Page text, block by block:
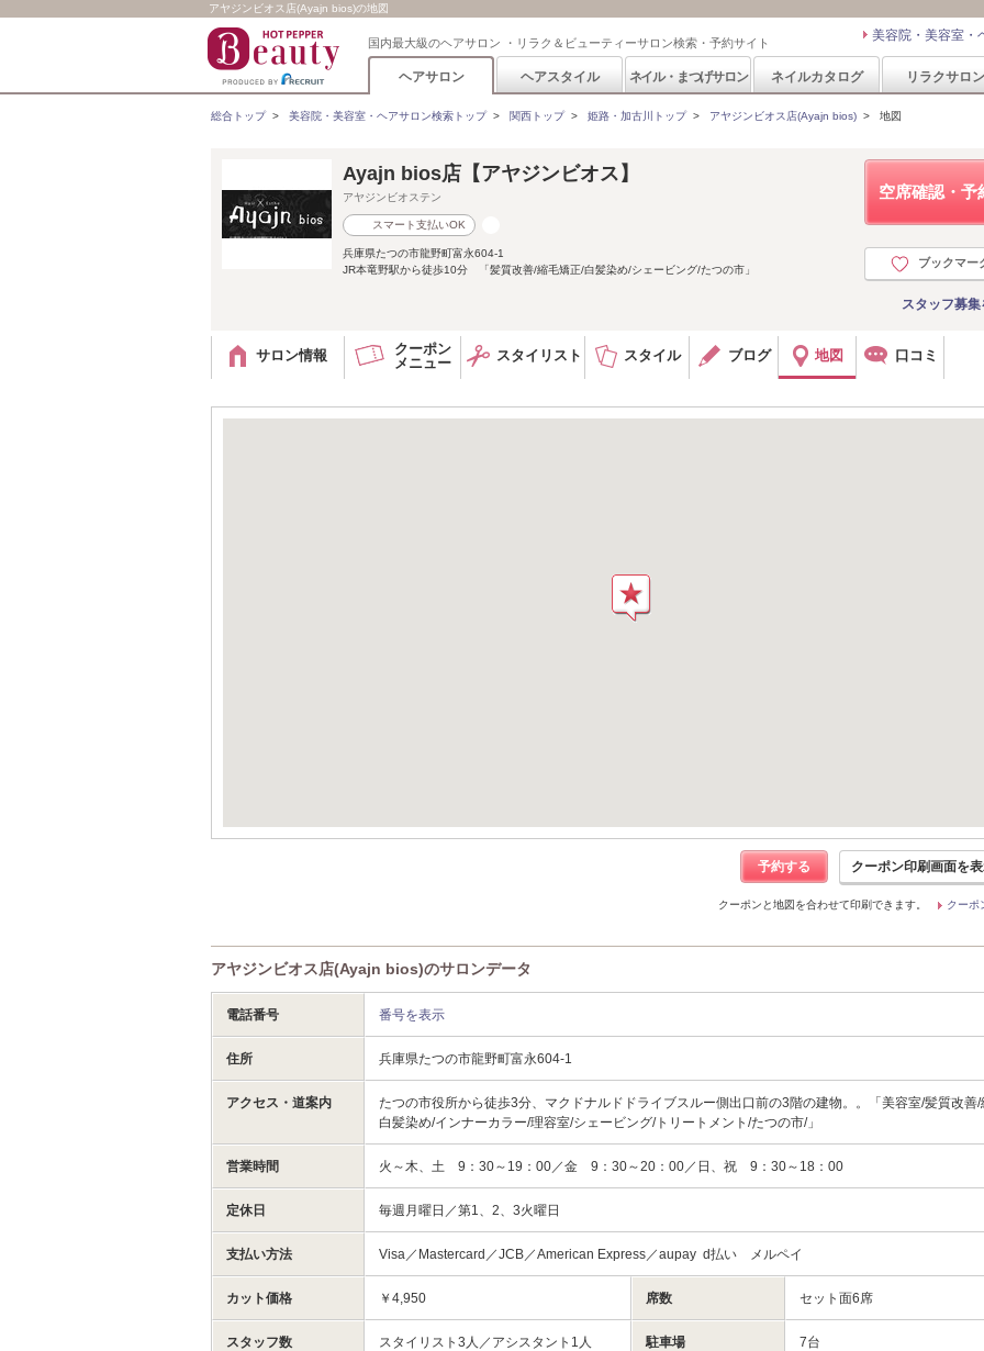
アヤジンビオス店(Ayajn bios)の地図
国内最大級のヘアサロン ・リラク＆ビューティーサロン検索・予約サイト 美容院・美容室・
ヘアサロン ヘアスタイル ネイル・まつげサロン ネイルカタログ リラクサロン
総合トップ> 美容院・美容室・ヘアサロン検索トップ> 関西トップ> 姫路・加古川トップ> アヤジンビオス店(Ayajn bios) > 地図
空席確認・予
ブックマー
スタッフ募集
Ayajn bios店【アヤジンビオス】
アヤジンビオステン
スマート支払いOK
兵庫県たつの市龍野町富永604-1
JR本竜野駅から徒歩10分 「髪質改善/縮毛矯正/白髪染め/シェービング/たつの市」
サロン情報
クーポン
メニュー
スタイリスト スタイル ブログ 地図 口コミ
予約する クーポン印刷画面を
クーポンと地図を合わせて印刷できます。 クーポ
アヤジンビオス店(Ayajn bios)のサロンデータ
電話番号 番号を表示
住所 兵庫県たつの市龍野町富永604-1
アクセス・道案内
たつの市役所から徒歩3分、マクドナルドドライブスルー側出口前の3階の建物。。「美容室/髪質改善/
白髪染め/インナーカラー/理容室/シェービング/トリートメント/たつの市/」
営業時間 火～木、土 9：30～19：00／金 9：30～20：00／日、祝 9：30～18：00
定休日 毎週月曜日／第1、2、3火曜日
支払い方法 Visa／Mastercard／JCB／American Express／aupay d払い メルペイ
カット価格 ￥4,950 席数 セット面6席
スタッフ数 スタイリスト3人／アシスタント1人 駐車場 7台